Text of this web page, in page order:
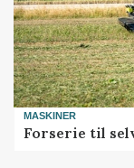
MASKINER
Forserie til